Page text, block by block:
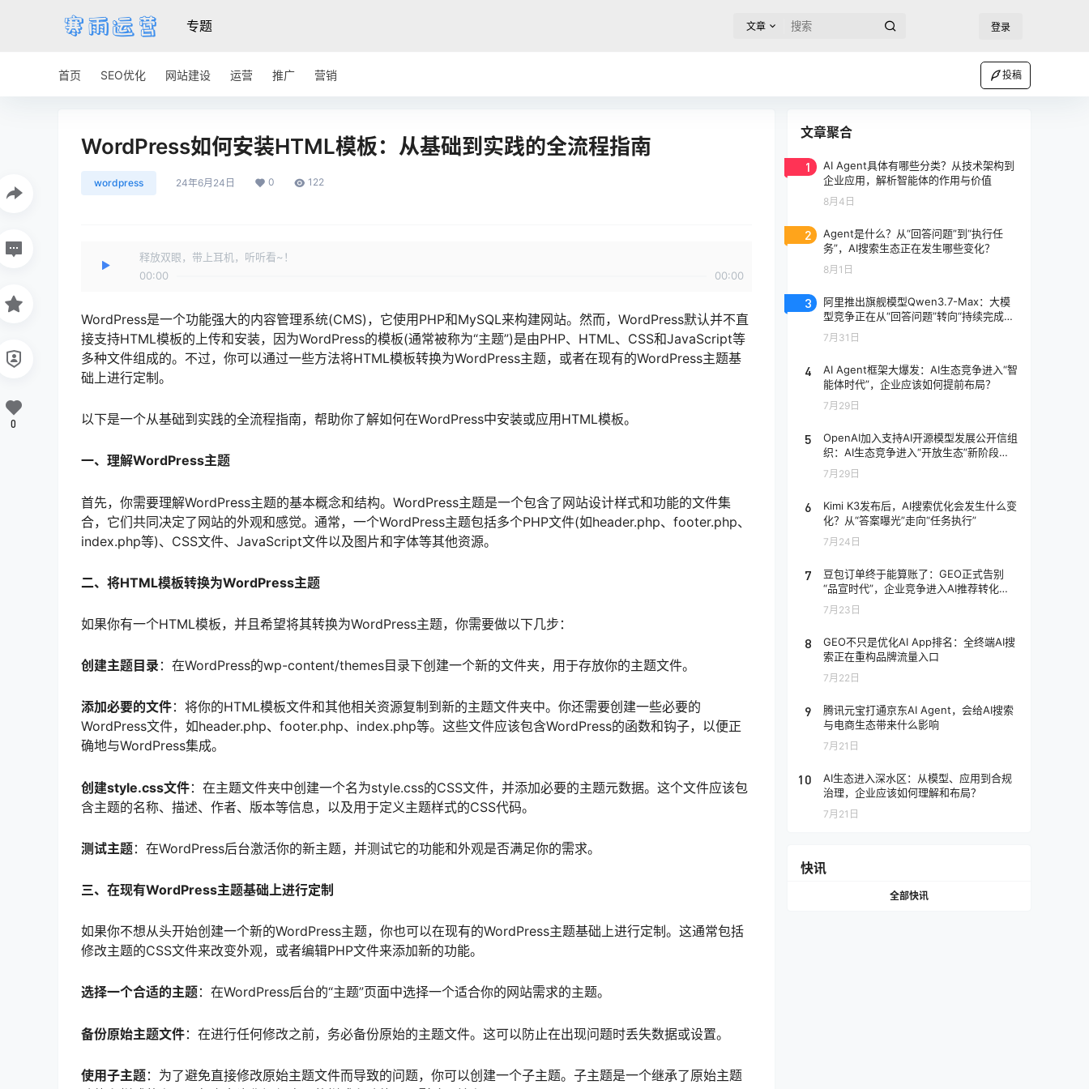
专题 文章 登录
首页 SEO优化 网站建设 运营 推广 营销 投稿
WordPress如何安装HTML模板：从基础到实践的全流程指南
wordpress 24年6月24日 0 122
释放双眼，带上耳机，听听看~！
00:00
00:00
WordPress是一个功能强大的内容管理系统(CMS)，它使用PHP和MySQL来构建网站。然而，WordPress默认并不直
接支持HTML模板的上传和安装，因为WordPress的模板(通常被称为“主题”)是由PHP、HTML、CSS和JavaScript等
多种文件组成的。不过，你可以通过一些方法将HTML模板转换为WordPress主题，或者在现有的WordPress主题基
础上进行定制。
以下是一个从基础到实践的全流程指南，帮助你了解如何在WordPress中安装或应用HTML模板。
一、理解WordPress主题
首先，你需要理解WordPress主题的基本概念和结构。WordPress主题是一个包含了网站设计样式和功能的文件集
合，它们共同决定了网站的外观和感觉。通常，一个WordPress主题包括多个PHP文件(如header.php、footer.php、
index.php等)、CSS文件、JavaScript文件以及图片和字体等其他资源。
二、将HTML模板转换为WordPress主题
如果你有一个HTML模板，并且希望将其转换为WordPress主题，你需要做以下几步：
创建主题目录 ：在WordPress的wp-content/themes目录下创建一个新的文件夹，用于存放你的主题文件。
添加必要的文件：将你的HTML模板文件和其他相关资源复制到新的主题文件夹中。你还需要创建一些必要的
WordPress文件，如header.php、footer.php、index.php等。这些文件应该包含WordPress的函数和钩子，以便正
确地与WordPress集成。
创建style.css文件：在主题文件夹中创建一个名为style.css的CSS文件，并添加必要的主题元数据。这个文件应该包
含主题的名称、描述、作者、版本等信息，以及用于定义主题样式的CSS代码。
测试主题：在WordPress后台激活你的新主题，并测试它的功能和外观是否满足你的需求。
三、在现有WordPress主题基础上进行定制
如果你不想从头开始创建一个新的WordPress主题，你也可以在现有的WordPress主题基础上进行定制。这通常包括
修改主题的CSS文件来改变外观，或者编辑PHP文件来添加新的功能。
选择一个合适的主题：在WordPress后台的“主题”页面中选择一个适合你的网站需求的主题。
备份原始主题文件：在进行任何修改之前，务必备份原始的主题文件。这可以防止在出现问题时丢失数据或设置。
使用子主题：为了避免直接修改原始主题文件而导致的问题，你可以创建一个子主题。子主题是一个继承了原始主题
0
文章聚合
1
AI Agent具体有哪些分类？从技术架构到
企业应用，解析智能体的作用与价值
8月4日
2
Agent是什么？从“回答问题”到“执行任
务”，AI搜索生态正在发生哪些变化？
8月1日
3
阿里推出旗舰模型Qwen3.7-Max：大模
型竞争正在从“回答问题”转向“持续完成任
务”
7月31日
4
AI Agent框架大爆发：AI生态竞争进入“智
能体时代”，企业应该如何提前布局？
7月29日
5
OpenAI加入支持AI开源模型发展公开信组
织：AI生态竞争进入“开放生态”新阶段，
企业应该如何应对？
7月29日
6
Kimi K3发布后，AI搜索优化会发生什么变
化？从“答案曝光”走向“任务执行”
7月24日
7
豆包订单终于能算账了：GEO正式告别
“品宣时代”，企业竞争进入AI推荐转化阶
段
7月23日
8
GEO不只是优化AI App排名：全终端AI搜
索正在重构品牌流量入口
7月22日
9
腾讯元宝打通京东AI Agent，会给AI搜索
与电商生态带来什么影响
7月21日
10
AI生态进入深水区：从模型、应用到合规
治理，企业应该如何理解和布局？
7月21日
快讯
全部快讯